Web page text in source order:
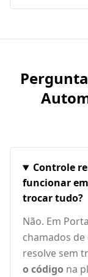
Controle
funcionar
trocar tudo?
Não. Em
chamados
resolve sem
o código na